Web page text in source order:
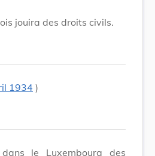
jouira des droits civils.
1934 )
le Luxembourg des